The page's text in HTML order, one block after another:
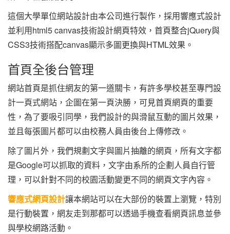
這個大學單位網站設計由本公司進行製作，採用響應式設計
並利用html5 canvas技術設計網頁特效，首頁整合jQuery與
CSS3技術搭配canvas顯示多圖更換與HTML效果。
首頁全後台管理
網站首頁是抓住網友的第一道關卡，有許多學校甚至專門設
計一頁式網站，企圖在第一頁決勝，可見首頁網頁的重要
性，為了要吸引同學，我們設計的與滑鼠互動的圖片效果，
並且每張圖片都可以由校務人員由後台上傳修改。
除了圖片外，我們規劃文字與圖片抽離的網頁，所有文字都
是Google可以抓取的資料，文字由系所的企劃人員自行管
理，可以針對不同的校園活動變更不同的網頁文字內容。
響應式網頁設計讓本網站可以在大部份的裝置上瀏覽，特別
是行動裝置，網友走到那都可以透過手機查看網頁訊息並參
與學校網路活動。